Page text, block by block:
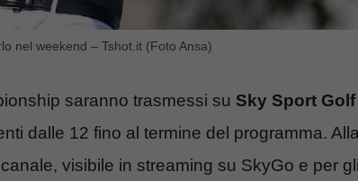
nel weekend – Tshot.it (Foto Ansa)
saranno trasmessi su Sky Sport Golf
dalle 12 fino al termine del programma. Alla
visibile in streaming su SkyGo e per gli